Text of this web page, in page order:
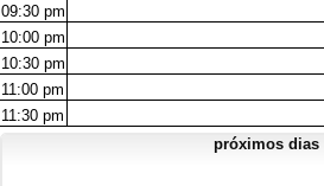
09:30 pm
10:00 pm
10:30 pm
11:00 pm
11:30 pm
próximos dias